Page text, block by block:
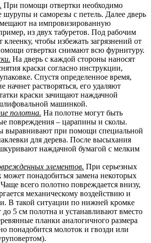
При помощи отвертки необходимо
шурупы и саморезы с петель. Далее дверь
на импровизированную
из двух табуретов. Под рабочим
клеенку, чтобы избежать загрязнений от
отвертки снимают всю фурнитуру.
На дверь с каждой стороны наносят
краски согласно инструкции,
Спустя определенное время,
начнет растворяться, его удаляют
краски зачищают наждачной
машинкой.
полотна. На полотне могут быть
повреждения – царапины и сколы.
выравнивают при помощи специальной
для дерева. После высыхания
наждачной бумагой с мелким
элементов. При серьезных
понадобиться замена некоторых
всего полотно повреждается внизу,
механическому воздействию и
В такой ситуации по нижней кромке
до 5 см полотна и устанавливают вместо
планки аналогичного размера
понадобится молоток и гвозди или